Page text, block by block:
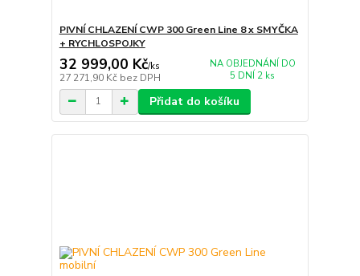
PIVNÍ CHLAZENÍ CWP 300 Green Line 8 x SMYČKA
+ RYCHLOSPOJKY
32 999,00 Kč/ks
27 271,90 Kč bez DPH
NA OBJEDNÁNÍ DO
5 DNÍ 2 ks
Přidat do košíku